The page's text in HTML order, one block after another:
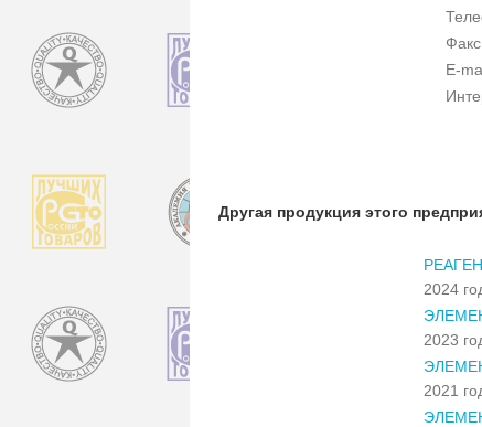
Факс
E-
Другая продукция этого
2024
2023
2021